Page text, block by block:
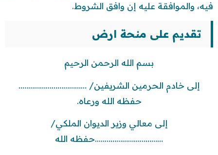
فيه، والموافقة عليه إن وافق الشروط.
تقديم على منحة ارض
بسم الله الرحمن الرحيم
إلى خادم الحرمين الشريفين/ ……………………………..
حفظه الله ورعاه.
إلى معالي وزير الديوان الملكي/
……………………………..حفظه الله